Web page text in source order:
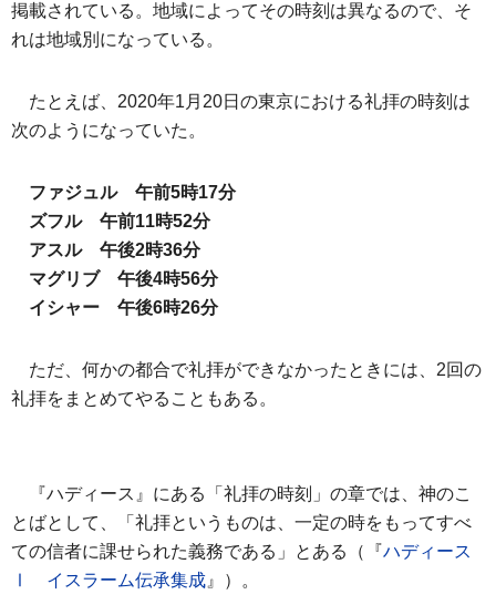
掲載されている。地域によってその時刻は異なるので、そ
れは地域別になっている。
たとえば、2020年1月20日の東京における礼拝の時刻は
次のようになっていた。
ファジュル 午前5時17分
ズフル 午前11時52分
アスル 午後2時36分
マグリブ 午後4時56分
イシャー 午後6時26分
ただ、何かの都合で礼拝ができなかったときには、2回の
礼拝をまとめてやることもある。
『ハディース』にある「礼拝の時刻」の章では、神のこ
とばとして、「礼拝というものは、一定の時をもってすべ
ての信者に課せられた義務である」とある（『ハディース
Ⅰ イスラーム伝承集成 』）。